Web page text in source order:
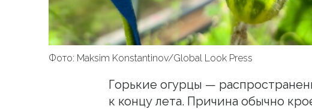
Фото: Maksim Konstantinov/Global Look Press
Горькие огурцы —
к концу лета. Причина обычно